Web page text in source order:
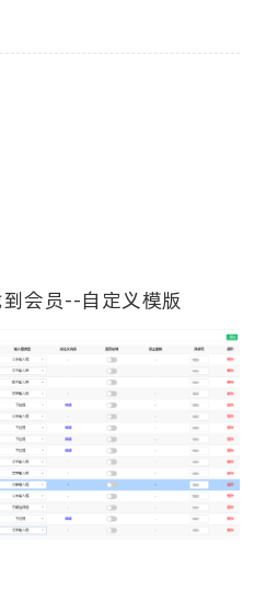
会员--自定义模版